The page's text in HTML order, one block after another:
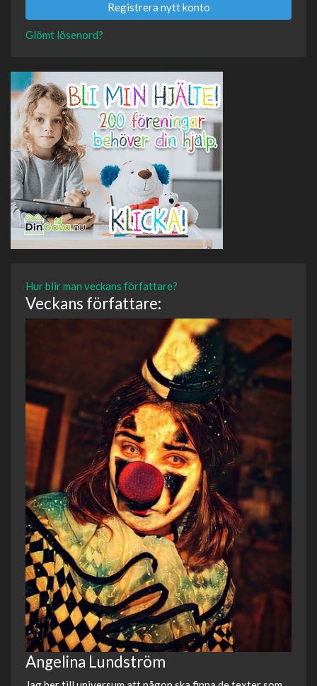
Registrera nytt konto
Glömt lösenord?
Hur blir man veckans författare?
Veckans författare:
Angelina Lundström